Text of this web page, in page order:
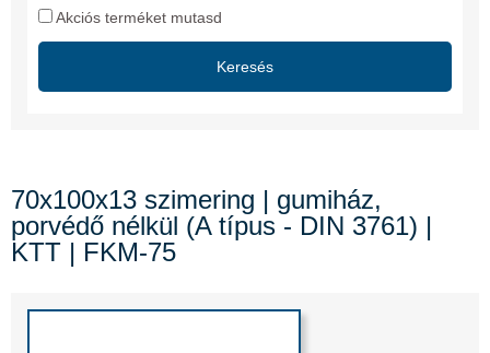
Akciós terméket mutasd
Keresés
70x100x13 szimering | gumiház,
porvédő nélkül (A típus - DIN 3761) |
KTT | FKM-75